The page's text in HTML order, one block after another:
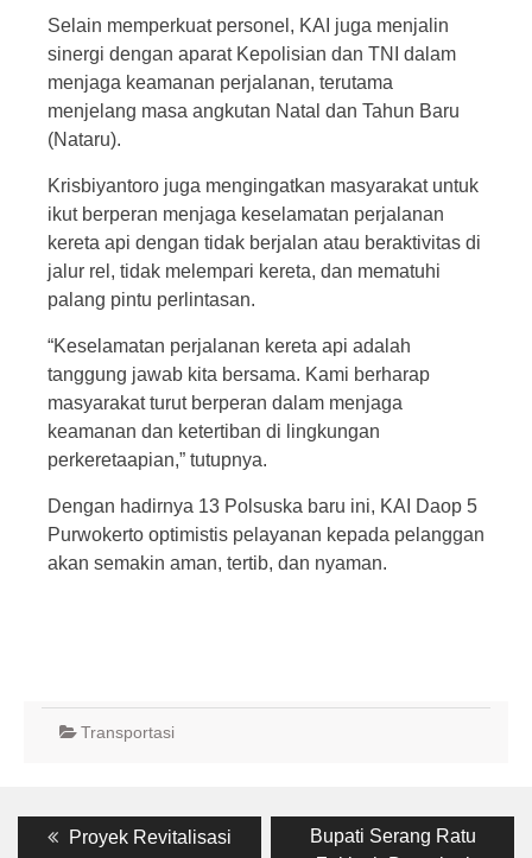
Selain memperkuat personel, KAI juga menjalin
sinergi dengan aparat Kepolisian dan TNI dalam
menjaga keamanan perjalanan, terutama
menjelang masa angkutan Natal dan Tahun Baru
(Nataru).
Krisbiyantoro juga mengingatkan masyarakat untuk
ikut berperan menjaga keselamatan perjalanan
kereta api dengan tidak berjalan atau beraktivitas di
jalur rel, tidak melempari kereta, dan mematuhi
palang pintu perlintasan.
“Keselamatan perjalanan kereta api adalah
tanggung jawab kita bersama. Kami berharap
masyarakat turut berperan dalam menjaga
keamanan dan ketertiban di lingkungan
perkeretaapian,” tutupnya.
Dengan hadirnya 13 Polsuska baru ini, KAI Daop 5
Purwokerto optimistis pelayanan kepada pelanggan
akan semakin aman, tertib, dan nyaman.
Transportasi
PostPrevious
Proyek Revitalisasi
Next
Bupati Serang Ratu